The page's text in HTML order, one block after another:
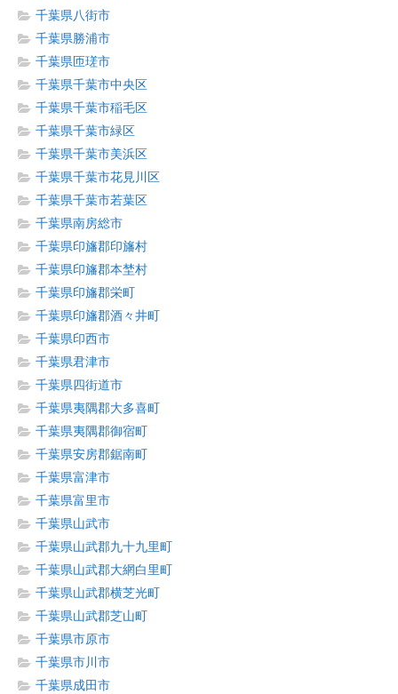
千葉県八街市
千葉県勝浦市
千葉県匝瑳市
千葉県千葉市中央区
千葉県千葉市稲毛区
千葉県千葉市緑区
千葉県千葉市美浜区
千葉県千葉市花見川区
千葉県千葉市若葉区
千葉県南房総市
千葉県印旛郡印旛村
千葉県印旛郡本埜村
千葉県印旛郡栄町
千葉県印旛郡酒々井町
千葉県印西市
千葉県君津市
千葉県四街道市
千葉県夷隅郡大多喜町
千葉県夷隅郡御宿町
千葉県安房郡鋸南町
千葉県富津市
千葉県富里市
千葉県山武市
千葉県山武郡九十九里町
千葉県山武郡大網白里町
千葉県山武郡横芝光町
千葉県山武郡芝山町
千葉県市原市
千葉県市川市
千葉県成田市